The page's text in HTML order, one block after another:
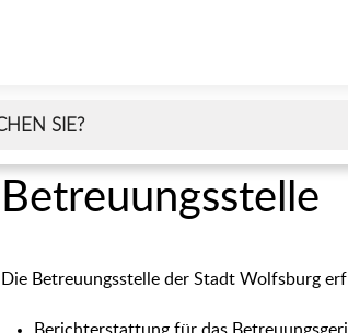
Betreuungsstelle
Die Betreuungsstelle der Stadt Wolfsburg